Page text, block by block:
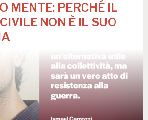
MENTE: PERCHÉ IL
NON È IL SUO